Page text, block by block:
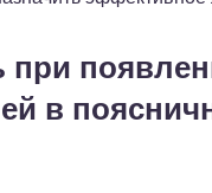
при
в